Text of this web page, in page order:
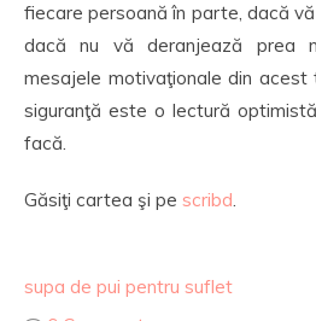
fiecare persoană în parte, dacă
dacă nu vă deranjează prea
mesajele motivaţionale din
siguranţă este o lectură
facă.
Găsiţi cartea şi pe scribd.
supa de pui pentru suflet